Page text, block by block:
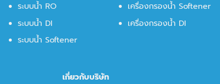
ระบบน้ำ RO
ระบบน้ำ DI
ระบบน้ำ Softener
เครื่องกรองน้ำ Softener
เครื่องกรองน้ำ DI
เกี่ยวกับบริษัท